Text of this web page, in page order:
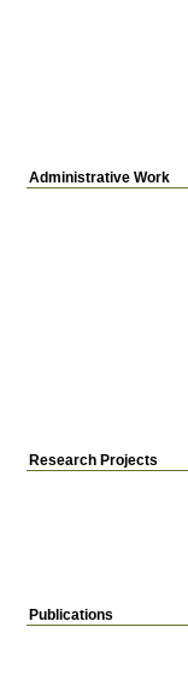
Administrative Work
Research Projects
Publications